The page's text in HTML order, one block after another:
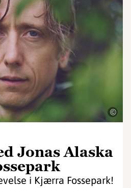
©
Jonas Alaska
i Kjærra Fossepark!